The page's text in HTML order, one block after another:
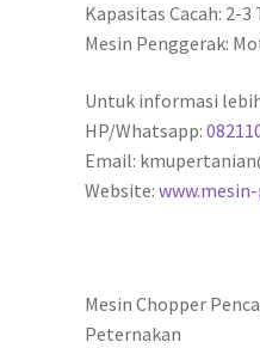
Kapasitas Cacah: 2-3
Mesin Penggerak:
Untuk informasi
HP/Whatsapp:
Email:
Website:
Mesin Chopper
Peternakan